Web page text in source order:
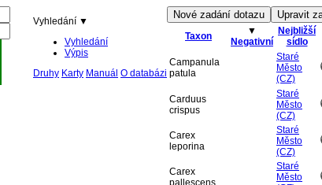
Vyhledání ▼
Vyhledání
Výpis
Druhy Karty Manuál O databázi
Taxon
▼
Negativní
Nejbližší
sídlo
Campanula
patula
Staré
Město
(CZ)
Carduus
crispus
Staré
Město
(CZ)
Carex
leporina
Staré
Město
(CZ)
Carex
pallescens
Staré
Město